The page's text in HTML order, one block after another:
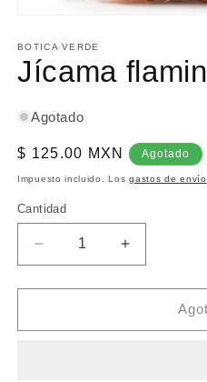
multimedia
1
en
modal
BOTICA VERDE
Jícama
Agotado
Precio
habitual
$ 125.00 MXN Agotado
Impuesto incluido. Losgastos de envío
Cantidad
Reducir
cantidad
para
flamin&#39;
Aumentar
cantidad
para